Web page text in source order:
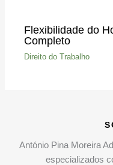
Flexibilidade do
Completo
Direito do Trabalho
António Pina Moreira
especializados